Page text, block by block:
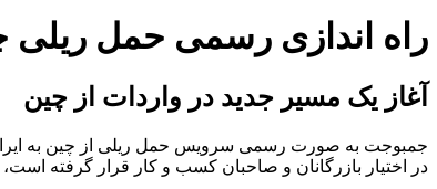
راه اندازی رسمی حمل
آغاز یک مسیر جدید در واردات از چین
جمبوجت به صورت رسمی سرویس حمل ریلی از چین به ایران
در اختیار بازرگانان و صاحبان کسب و کار قرار گرفته